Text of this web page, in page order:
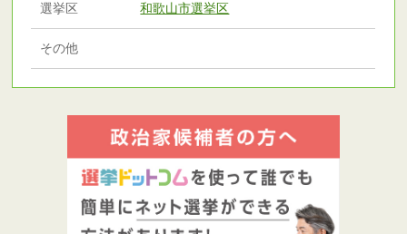
選挙区 和歌山市選挙区
その他